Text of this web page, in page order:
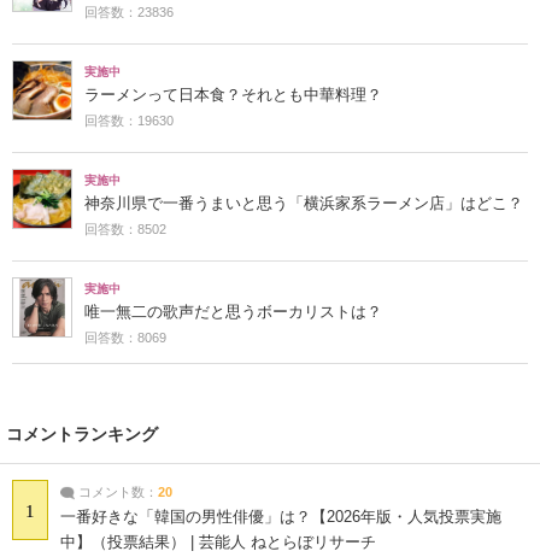
回答数：23836
実施中
ラーメンって日本食？それとも中華料理？
回答数：19630
実施中
神奈川県で一番うまいと思う「横浜家系ラーメン店」はどこ？
回答数：8502
実施中
唯一無二の歌声だと思うボーカリストは？
回答数：8069
コメントランキング
1
コメント数： 20
一番好きな「韓国の男性俳優」は？【2026年版・人気投票実施
中】（投票結果） | 芸能人 ねとらぼリサーチ